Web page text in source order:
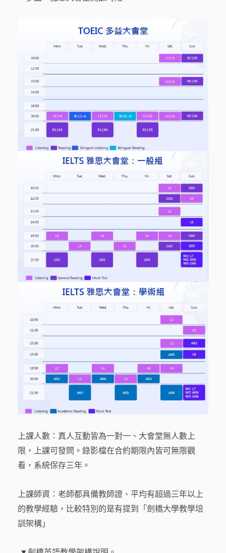
上課人數：真人互動皆為一對一、大會堂無人數上
限，上課可發問。錄影檔在合約期限內皆可無限觀
看，系統保存三年。
上課師資：老師都具備教師證、平均有超過三年以上
的教學經驗，比較特別的是有提到「劍橋大學教學培
訓架構」